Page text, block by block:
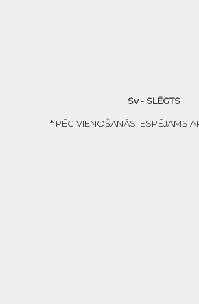
Sv - SLĒGTS
* PĒC VIENOŠANĀS IESPĒJAMS